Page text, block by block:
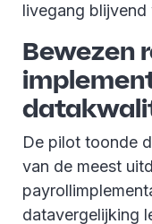
livegang
Bewezen
De pilot toonde
van de meest
datavergelijking